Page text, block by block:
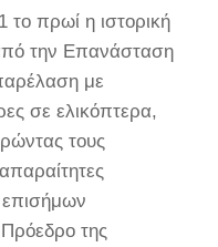
το πρωί η ιστορική
την Επανάσταση
με
σε ελικόπτερα,
τους
της